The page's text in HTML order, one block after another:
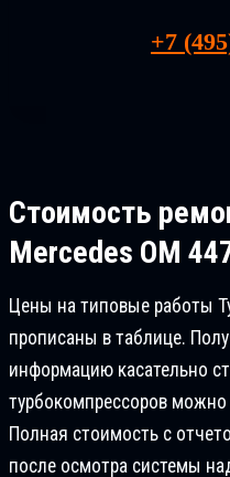
+7
Стоимость
Mercedes OM
Цены на типовые работы
прописаны в таблице.
информацию касательно
турбокомпрессоров можно
Полная стоимость с
после осмотра системы